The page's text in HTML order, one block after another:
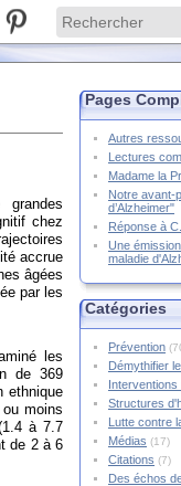
chez
accrue
âgées
par les
les
de 369
ethnique
moins
à 7.7
de 2 à 6
Pages
Autres
Lectures
Madame la
Notre avant-
d’Alzheimer"
Réponse à
Une
maladie
Catégories
Prévention
Démythifier
Structures
Lutte contre
Médias (17)
Citations (7)
Des échos